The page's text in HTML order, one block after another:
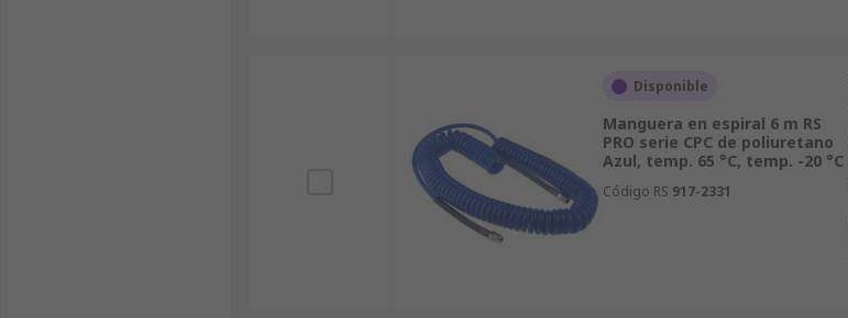
Disponible
Manguera en espiral 6 m RS
PRO serie CPC de poliuretano
Azul, temp. 65 °C, temp. -20 °C
Código RS 917-2331